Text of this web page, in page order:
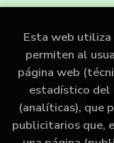
Esta web utiliza
permiten al
página web
estadístico del
(analíticas), que
publicitarios que,